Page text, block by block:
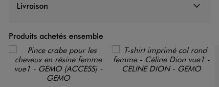
Livraison
Produits achetés ensemble